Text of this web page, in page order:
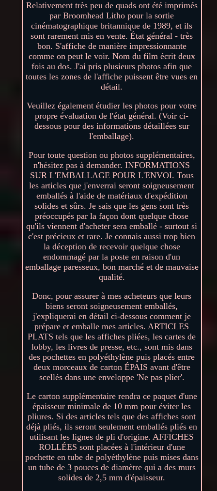
Relativement très peu de quads ont été imprimés
par Broomhead Litho pour la sortie
cinématographique britannique de 1989, et ils
sont rarement mis en vente. État général - très
bon. S'affiche de manière impressionnante
comme on peut le voir. Nom du film écrit deux
fois au dos. J'ai pris plusieurs photos afin que
toutes les zones de l'affiche puissent être vues en
détail.
Veuillez également étudier les photos pour votre
propre évaluation de l'état général. (Voir ci-
dessous pour des informations détaillées sur
l'emballage).
Pour toute question ou photos supplémentaires,
n'hésitez pas à demander. INFORMATIONS
SUR L'EMBALLAGE POUR L'ENVOI. Tous
les articles que j'enverrai seront soigneusement
emballés à l'aide de matériaux d'expédition
solides et sûrs. Je sais que les gens sont très
préoccupés par la façon dont quelque chose
qu'ils viennent d'acheter sera emballé - surtout si
c'est précieux et rare. Je connais aussi trop bien
la déception de recevoir quelque chose
endommagé par la poste en raison d'un
emballage paresseux, bon marché et de mauvaise
qualité.
Donc, pour assurer à mes acheteurs que leurs
biens seront soigneusement emballés,
j'expliquerai en détail ci-dessous comment je
prépare et emballe mes articles. ARTICLES
PLATS tels que les affiches pliées, les cartes de
lobby, les livres de presse, etc., sont mis dans
des pochettes en polyéthylène puis placés entre
deux morceaux de carton ÉPAIS avant d'être
scellés dans une enveloppe 'Ne pas plier'.
Le carton supplémentaire rendra ce paquet d'une
épaisseur minimale de 10 mm pour éviter les
pliures. Si des articles tels que des affiches sont
déjà pliés, ils seront seulement emballés pliés en
utilisant les lignes de pli d'origine. AFFICHES
ROLLÉES sont placées à l'intérieur d'une
pochette en tube de polyéthylène puis mises dans
un tube de 3 pouces de diamètre qui a des murs
solides de 2,5 mm d'épaisseur.